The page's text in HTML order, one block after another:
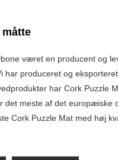
været en producent og
har produceret og
har Cork Puzzle
det meste af det europæiske
Cork Puzzle Mat med høj